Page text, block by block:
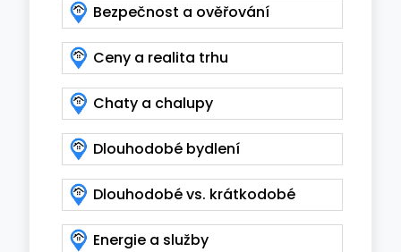
Bezpečnost a ověřování
Ceny a realita trhu
Chaty a chalupy
Dlouhodobé bydlení
Dlouhodobé vs. krátkodobé
Energie a služby